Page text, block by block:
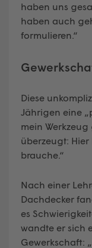
haben uns
haben auch
formulieren.“
Diese
Jährigen eine
mein
überzeugt:
brauche.“
Nach einer
Dachdecker
es
wandte er sich
Gewerkschaft: